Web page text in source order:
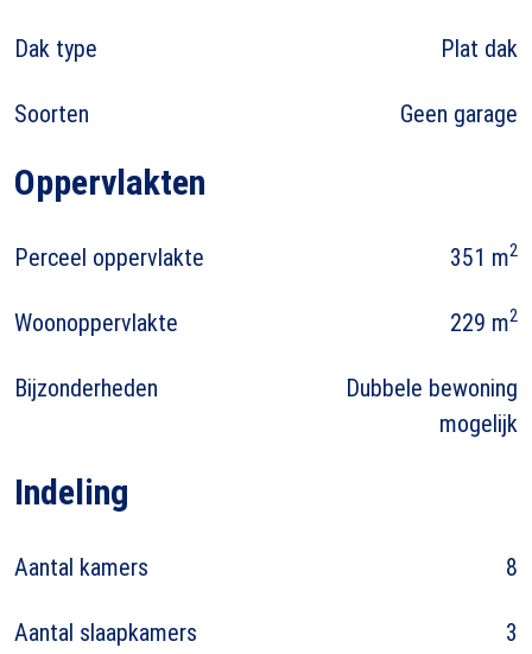
Dak type Plat dak
Soorten Geen garage
Oppervlakten
Perceel oppervlakte 351 m2
Woonoppervlakte 229 m2
Bijzonderheden
Dubbele bewoning
mogelijk
Indeling
Aantal kamers 8
Aantal slaapkamers 3